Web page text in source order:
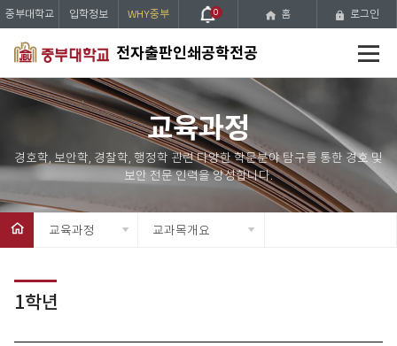
전자출판인쇄공학전공
메
중부대학교 입학정보 WHY중부 0 홈 로그인
교육과정
교육과정 교과목개요
1학년